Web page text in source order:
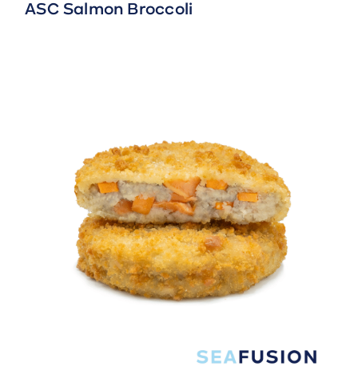
ASC Salmon Broccoli